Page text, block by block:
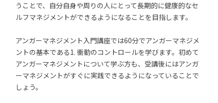
うことで、自分自身や周りの人にとって長期的に健康的なセ
ルフマネジメントができるようになることを目指します。
アンガーマネジメント入門講座では60分でアンガーマネジメ
ントの基本である1. 衝動のコントロールを学びます。初めて
アンガーマネジメントについて学ぶ方も、受講後にはアンガ
ーマネジメントがすぐに実践できるようになっていることで
しょう。